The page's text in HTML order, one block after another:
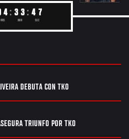
DEBUTA CON TKO
TRIUNFO POR TKO
4 3 3 4 6
5